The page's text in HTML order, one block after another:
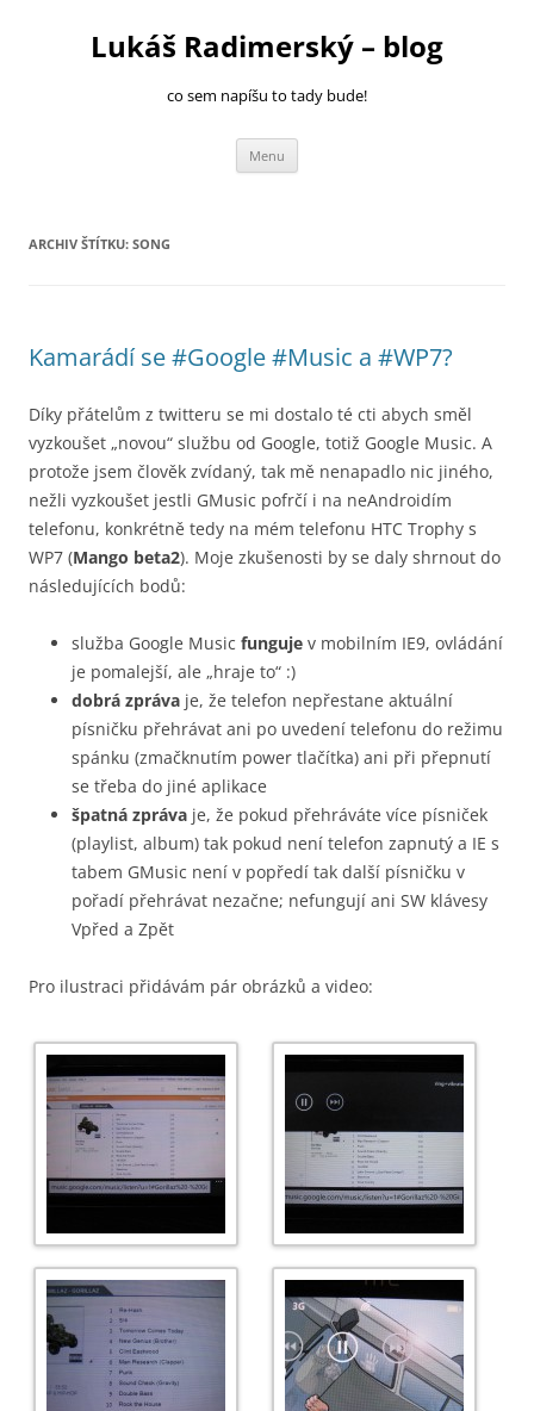
Lukáš Radimerský – blog
co sem napíšu to tady bude!
Menu
ARCHIV ŠTÍTKU: SONG
Kamarádí se #Google #Music a #WP7?
Díky přátelům z twitteru se mi dostalo té cti abych směl
vyzkoušet „novou“ službu od Google, totiž Google Music. A
protože jsem člověk zvídaný, tak mě nenapadlo nic jiného,
nežli vyzkoušet jestli GMusic pofrčí i na neAndroidím
telefonu, konkrétně tedy na mém telefonu HTC Trophy s
WP7 (Mango beta2). Moje zkušenosti by se daly shrnout do
následujících bodů:
služba Google Music funguje v mobilním IE9, ovládání
je pomalejší, ale „hraje to“ :)
dobrá zpráva je, že telefon nepřestane aktuální
písničku přehrávat ani po uvedení telefonu do režimu
spánku (zmačknutím power tlačítka) ani při přepnutí
se třeba do jiné aplikace
špatná zpráva je, že pokud přehráváte více písniček
(playlist, album) tak pokud není telefon zapnutý a IE s
tabem GMusic není v popředí tak další písničku v
pořadí přehrávat nezačne; nefungují ani SW klávesy
Vpřed a Zpět
Pro ilustraci přidávám pár obrázků a video: